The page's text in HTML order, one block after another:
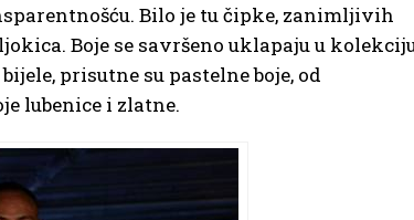
Bilo je tu čipke, zanimljivih
Boje se savršeno uklapaju u
prisutne su pastelne boje, od
lubenice i zlatne.